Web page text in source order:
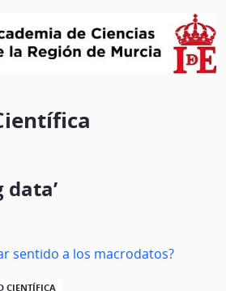
data’
sentido a los macrodatos?
CIENTÍFICA